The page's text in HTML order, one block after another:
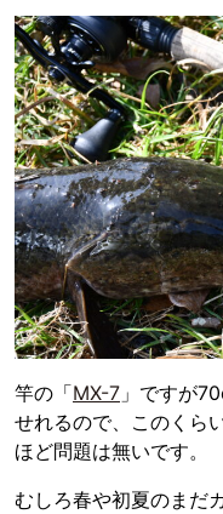
竿の「MX-7 」ですが
せれるので、このくら
ほど問題は無いです。
むしろ春や初夏のまだ